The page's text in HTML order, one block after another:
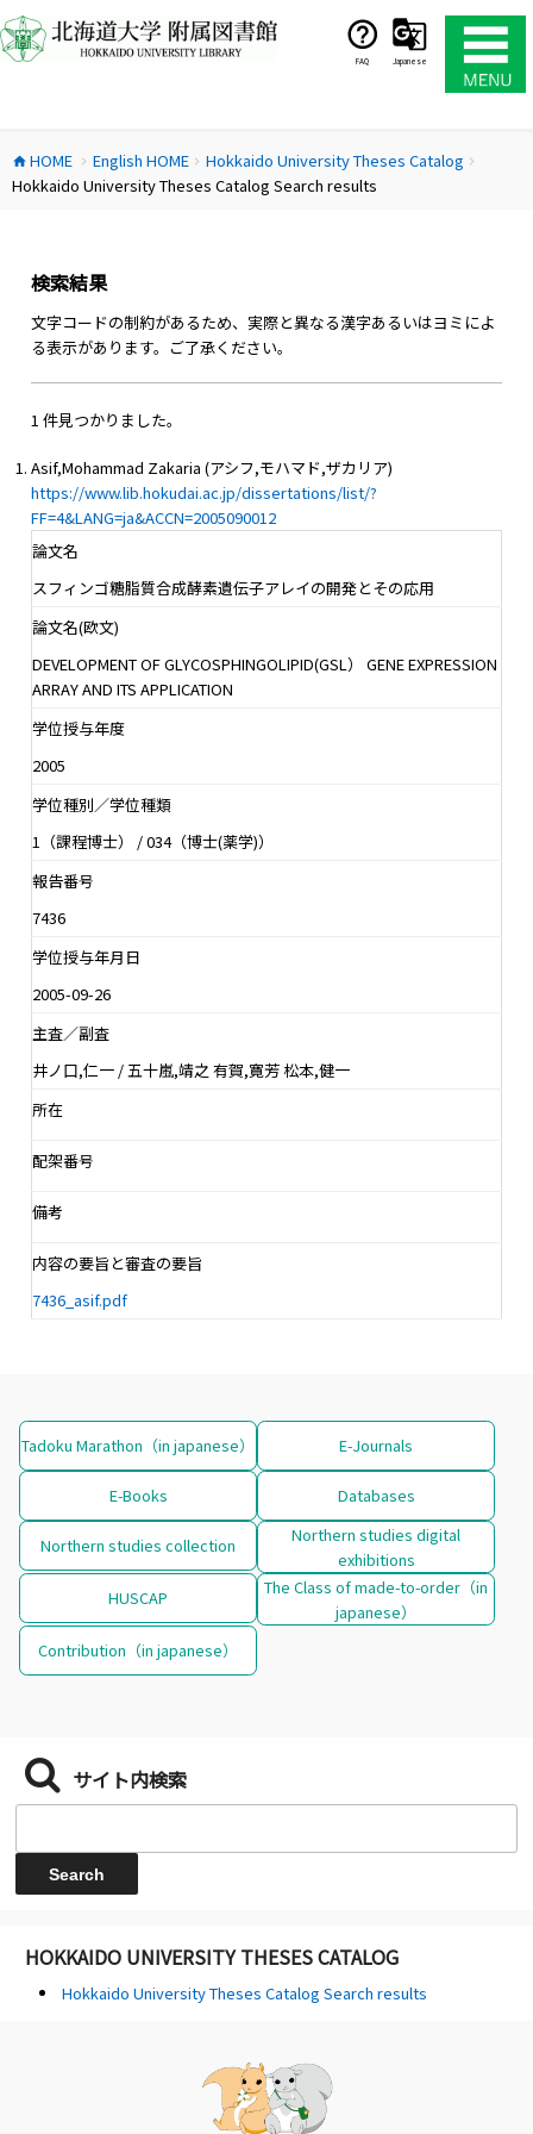
ン
テ
ス
キ
FAQ Japanese
home HOME chevron_right English HOMEchevron_right Hokkaido University Theses Catalog chevron_right
Hokkaido University Theses Catalog Search results
検索結果
文字コードの制約があるため、実際と異なる漢字あるいはヨミによ
る表示があります。ご了承ください。
1 件見つかりました。
Asif,Mohammad Zakaria (アシフ,モハマド,ザカリア)
https://www.lib.hokudai.ac.jp/dissertations/list/?
FF=4&LANG=ja&ACCN=2005090012
論文名
スフィンゴ糖脂質合成酵素遺伝子アレイの開発とその応用
論文名(欧文)
DEVELOPMENT OF GLYCOSPHINGOLIPID(GSL） GENE EXPRESSION
ARRAY AND ITS APPLICATION
学位授与年度
2005
学位種別／学位種類
1（課程博士） / 034（博士(薬学)）
報告番号
7436
学位授与年月日
2005-09-26
主査／副査
井ノ口,仁一 / 五十嵐,靖之 有賀,寛芳 松本,健一
所在
配架番号
備考
内容の要旨と審査の要旨
7436_asif.pdf
Tadoku Marathon（in japanese） E-Journals
E-Books Databases
Northern studies collection
Northern studies digital
exhibitions
HUSCAP
The Class of made-to-order（in
japanese）
Contribution（in japanese）
サイト内検索
HOKKAIDO UNIVERSITY THESES CATALOG
Hokkaido University Theses Catalog Search results